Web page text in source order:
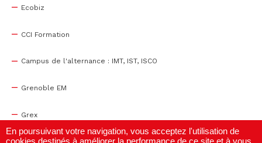
Ecobiz
CCI Formation
Campus de l'alternance : IMT, IST, ISCO
Grenoble EM
Grex
En poursuivant votre navigation, vous acceptez l'utilisation de
cookies destinés à améliorer la performance de ce site et à vous